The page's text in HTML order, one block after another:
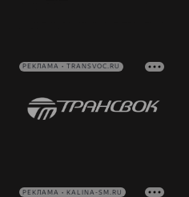
РЕКЛАМА • TRANSVOC.RU
РЕКЛАМА • KALINA-SM.RU